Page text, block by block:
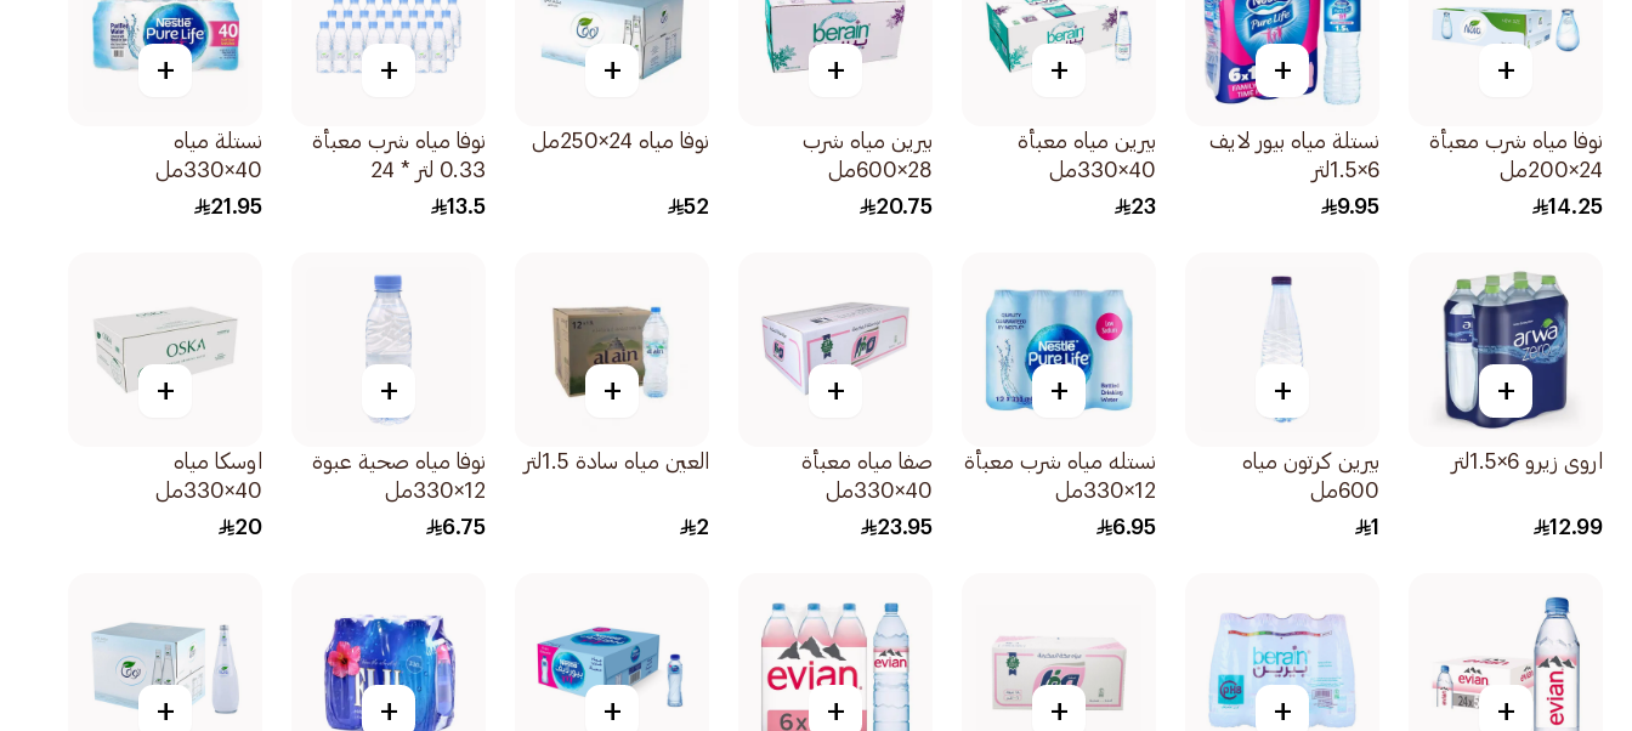
+
نوفا مياه شرب معبأة
24×200مل
14.25
+
نستلة مياه بيور لايف
6×1.5لتر
9.95
+
بيرين مياه معبأة
40×330مل
23
+
بيرين مياه شرب
28×600مل
20.75
+
نوفا مياه 24×250مل
52
+
نوفا مياه شرب معبأة
0.33 لتر * 24
13.5
+
نستلة مياه
40×330مل
21.95
+
اروى زيرو 6×1.5لتر
12.99
+
بيرين كرتون مياه
600مل
1
+
نستله مياه شرب معبأة
12×330مل
6.95
+
صفا مياه معبأة
40×330مل
23.95
+
العين مياه سادة 1.5لتر
2
+
نوفا مياه صحية عبوة
12×330مل
6.75
+
اوسكا مياه
40×330مل
20
+
+
+
+
+
+
+